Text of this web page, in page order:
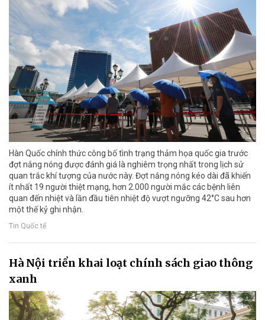
Hàn Quốc chính thức công bố tình trạng thảm họa quốc gia trước
đợt nắng nóng được đánh giá là nghiêm trọng nhất trong lịch sử
quan trắc khí tượng của nước này. Đợt nắng nóng kéo dài đã khiến
ít nhất 19 người thiệt mạng, hơn 2.000 người mắc các bệnh liên
quan đến nhiệt và lần đầu tiên nhiệt độ vượt ngưỡng 42°C sau hơn
một thế kỷ ghi nhận.
Tin Quốc tế
Hà Nội triển khai loạt chính sách giao thông
xanh